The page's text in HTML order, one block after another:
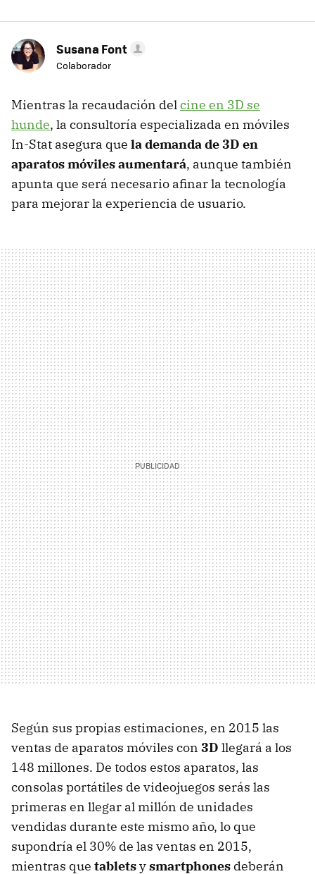
Susana Font
Colaborador
Mientras la recaudación delcine en 3D se
hunde, la consultoría especializada en móviles
In-Stat asegura que la demanda de 3D en
aparatos móviles aumentará, aunque también
apunta que será necesario afinar la tecnología
para mejorar la experiencia de usuario.
Según sus propias estimaciones, en 2015 las
ventas de aparatos móviles con 3D llegará a los
148 millones. De todos estos aparatos, las
consolas portátiles de videojuegos serás las
primeras en llegar al millón de unidades
vendidas durante este mismo año, lo que
supondría el 30% de las ventas en 2015,
mientras que tabletsysmartphones deberán